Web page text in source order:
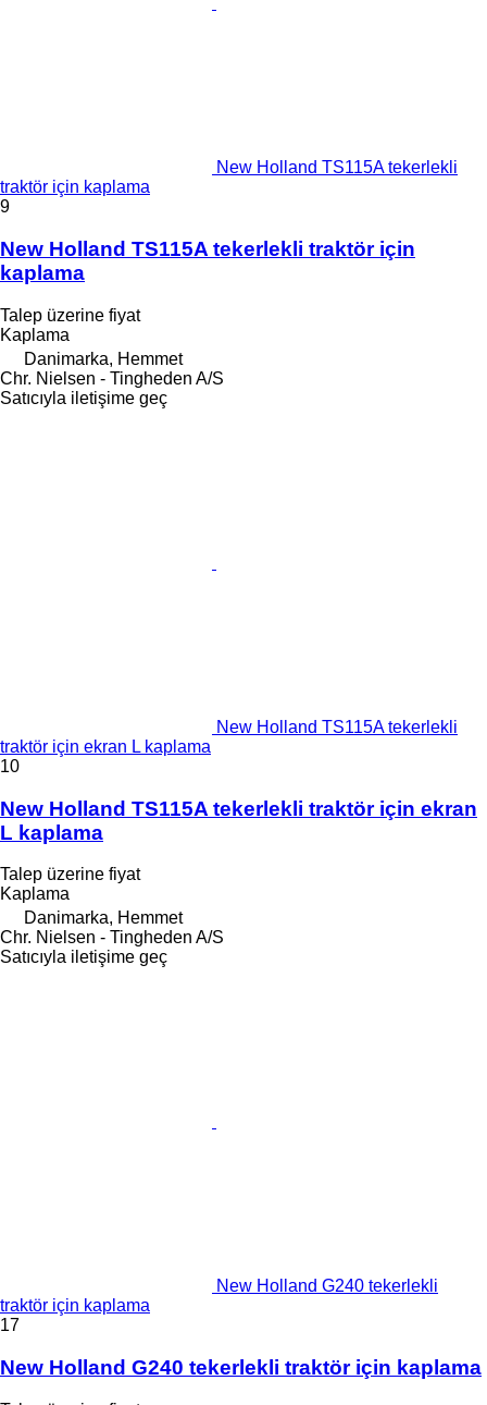
New Holland TS115A tekerlekli
traktör için kaplama
9
New Holland TS115A tekerlekli traktör için
kaplama
Talep üzerine fiyat
Kaplama
Danimarka, Hemmet
Chr. Nielsen - Tingheden A/S
Satıcıyla iletişime geç
New Holland TS115A tekerlekli
traktör için ekran L kaplama
10
New Holland TS115A tekerlekli traktör için ekran
L kaplama
Talep üzerine fiyat
Kaplama
Danimarka, Hemmet
Chr. Nielsen - Tingheden A/S
Satıcıyla iletişime geç
New Holland G240 tekerlekli
traktör için kaplama
17
New Holland G240 tekerlekli traktör için kaplama